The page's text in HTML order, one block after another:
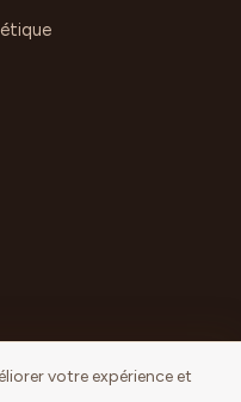
votre expérience et